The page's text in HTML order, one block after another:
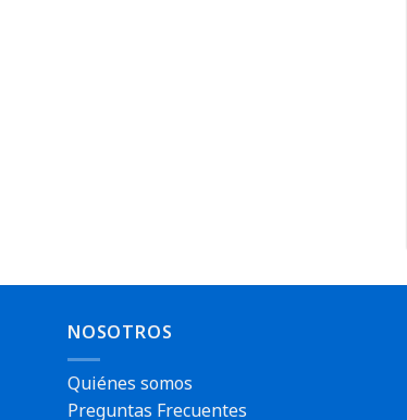
NOSOTROS
Quiénes somos
Preguntas Frecuentes